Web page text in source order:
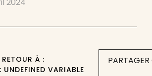
RETOUR À :
: UNDEFINED VARIABLE